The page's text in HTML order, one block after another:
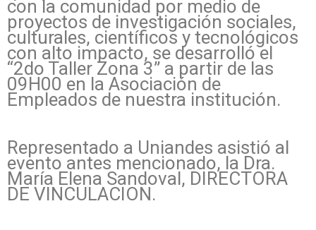
con la comunidad por medio de
proyectos de investigación sociales,
culturales, científicos y tecnológicos
con alto impacto, se desarrolló el
“2do Taller Zona 3” a partir de las
09H00 en la Asociación de
Empleados de nuestra institución.
Representado a Uniandes asistió al
evento antes mencionado, la Dra.
María Elena Sandoval, DIRECTORA
DE VINCULACION.